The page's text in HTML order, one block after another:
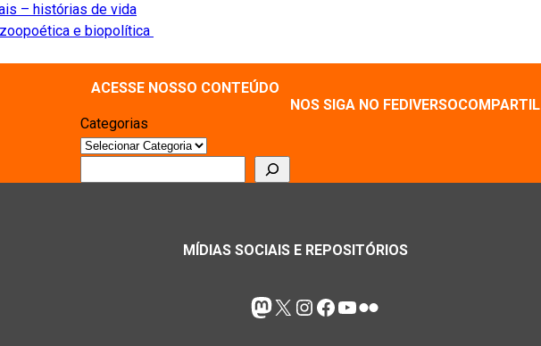
– histórias de vida
e biopolítica
ACESSE NOSSO CONTEÚDO
Categorias
NOS SIGA NO FEDIVERSO
MÍDIAS SOCIAIS E REPOSITÓRIOS
Mastodon
X Instagram
Facebook
Youtube
Flickr